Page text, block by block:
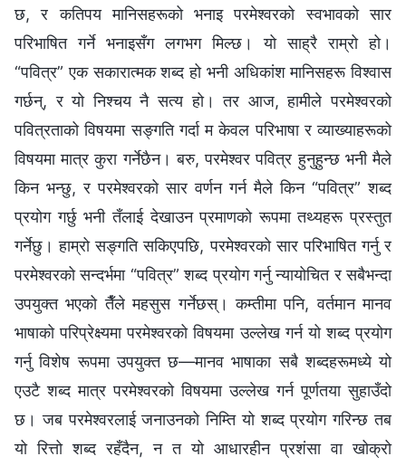
छ, र कतिपय मानिसहरूको भनाइ परमेश्‍वरको स्वभावको सार
परिभाषित गर्ने भनाइसँग लगभग मिल्छ। यो साह्रै राम्रो हो।
“पवित्र” एक सकारात्मक शब्द हो भनी अधिकांश मानिसहरू विश्‍वास
गर्छन्, र यो निश्‍चय नै सत्य हो। तर आज, हामीले परमेश्‍वरको
पवित्रताको विषयमा सङ्‍गति गर्दा म केवल परिभाषा र व्याख्याहरूको
विषयमा मात्र कुरा गर्नेछैन। बरु, परमेश्‍वर पवित्र हुनुहुन्छ भनी मैले
किन भन्छु, र परमेश्‍वरको सार वर्णन गर्न मैले किन “पवित्र” शब्द
प्रयोग गर्छु भनी तँलाई देखाउन प्रमाणको रूपमा तथ्यहरू प्रस्तुत
गर्नेछु। हाम्रो सङ्‍गति सकिएपछि, परमेश्‍वरको सार परिभाषित गर्नु र
परमेश्‍वरको सन्दर्भमा “पवित्र” शब्द प्रयोग गर्नु न्यायोचित र सबैभन्दा
उपयुक्त भएको तैँले महसुस गर्नेछस्। कम्तीमा पनि, वर्तमान मानव
भाषाको परिप्रेक्ष्यमा परमेश्‍वरको विषयमा उल्लेख गर्न यो शब्द प्रयोग
गर्नु विशेष रूपमा उपयुक्त छ—मानव भाषाका सबै शब्दहरूमध्ये यो
एउटै शब्द मात्र परमेश्‍वरको विषयमा उल्लेख गर्न पूर्णतया सुहाउँदो
छ। जब परमेश्‍वरलाई जनाउनको निम्ति यो शब्द प्रयोग गरिन्छ तब
यो रित्तो शब्द रहँदैन, न त यो आधारहीन प्रशंसा वा खोक्रो